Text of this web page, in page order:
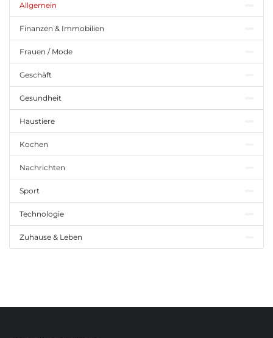
Allgemein
Finanzen & Immobilien
Frauen / Mode
Geschäft
Gesundheit
Haustiere
Kochen
Nachrichten
Sport
Technologie
Zuhause & Leben